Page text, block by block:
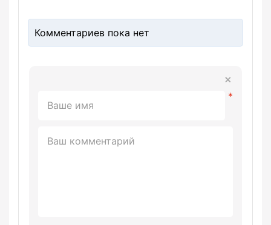
Комментариев пока нет